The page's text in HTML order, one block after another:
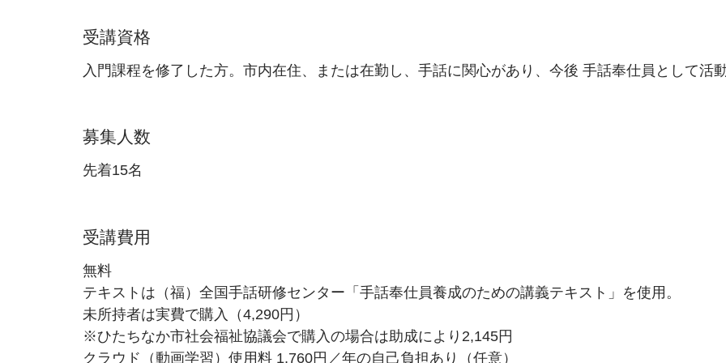
受講資格
入門課程を修了した方。市内在住、または在勤し、手話に関心があり、今後 手話奉仕員として活
募集人数
先着15名
受講費用
無料
テキストは（福）全国手話研修センター「手話奉仕員養成のための講義テキスト」を使用。
未所持者は実費で購入（4,290円）
※ひたちなか市社会福祉協議会で購入の場合は助成により2,145円
クラウド（動画学習）使用料 1,760円／年の自己負担あり（任意）